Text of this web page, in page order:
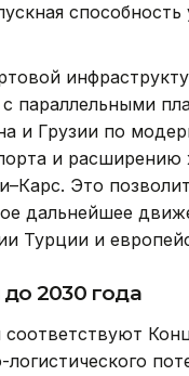
способность
с параллельными
и Грузии по
и расширению
Это
дальнейшее
Турции и
2030 года
логистического